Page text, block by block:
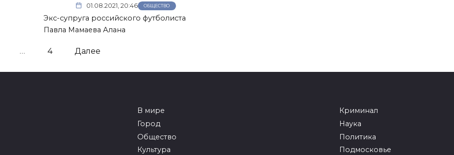
01.08.2021, 20:46 ОБЩЕСТВО
Экс-супруга российского футболиста
Павла Мамаева Алана
… 4 Далее
В мире
Город
Общество
Культура
Криминал
Наука
Политика
Подмосковье